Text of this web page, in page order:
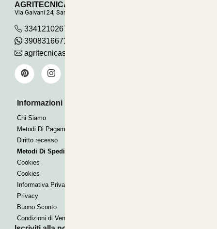
AGRITECNICA S.R.L.
Via Galvani 24, San Pancrazio
3341210267
390831667115
agritecnicasrl@gmail.com
Informazioni Utili
Chi Siamo
Metodi Di Pagamento
Diritto recesso
Metodi Di Spedizione
Cookies
Cookies
Informativa Privacy
Privacy
Buono Sconto
Condizioni di Vendita